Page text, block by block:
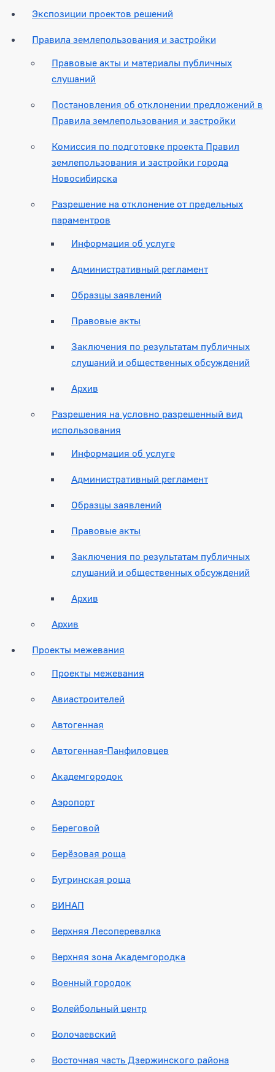
Экспозиции проектов решений
Правила землепользования и застройки
Правовые акты и материалы публичных
слушаний
Постановления об отклонении предложений в
Правила землепользования и застройки
Комиссия по подготовке проекта Правил
землепользования и застройки города
Новосибирска
Разрешение на отклонение от предельных
параментров
Информация об услуге
Административный регламент
Образцы заявлений
Правовые акты
Заключения по результатам публичных
слушаний и общественных обсуждений
Архив
Разрешения на условно разрешенный вид
использования
Информация об услуге
Административный регламент
Образцы заявлений
Правовые акты
Заключения по результатам публичных
слушаний и общественных обсуждений
Архив
Архив
Проекты межевания
Проекты межевания
Авиастроителей
Автогенная
Автогенная-Панфиловцев
Академгородок
Аэропорт
Береговой
Берёзовая роща
Бугринская роща
ВИНАП
Верхняя Лесоперевалка
Верхняя зона Академгородка
Военный городок
Волейбольный центр
Волочаевский
Восточная часть Дзержинского района